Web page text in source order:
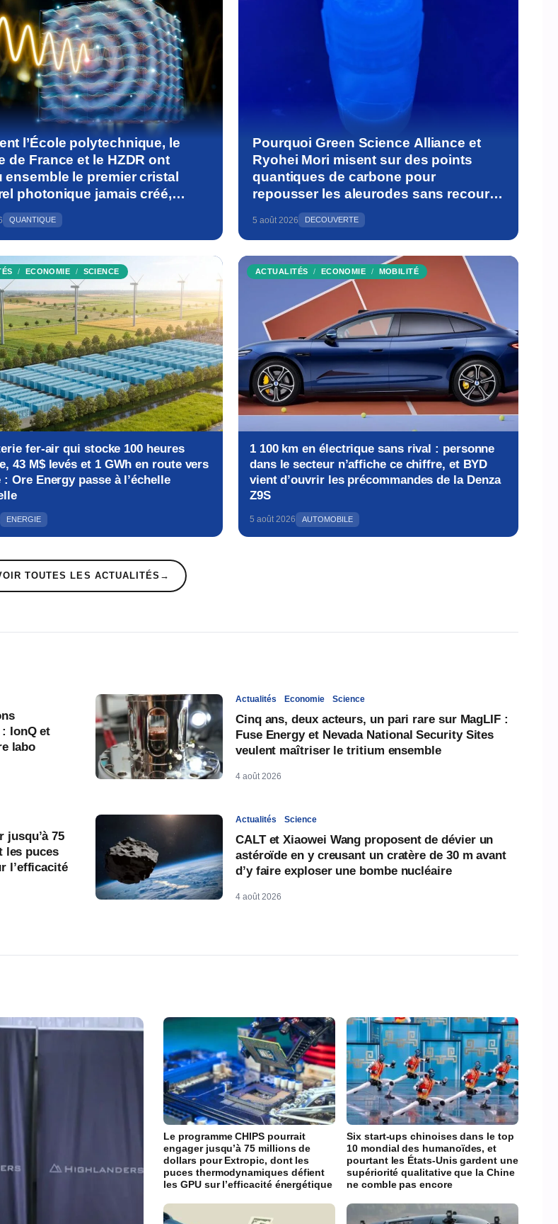
l’École polytechnique, le
de France et le HZDR ont
ensemble le premier cristal
photonique jamais créé,
les fondements de la
QUANTIQUE
Pourquoi Green Science Alliance et
Ryohei Mori misent sur des points
quantiques de carbone pour
repousser les aleurodes sans recourir
aux pesticides
5 août 2026 DECOUVERTE
ECONOMIE SCIENCE
fer-air qui stocke 100 heures
43 M$ levés et 1 GWh en route vers
: Ore Energy passe à l’échelle
ENERGIE
ACTUALITÉS ECONOMIE MOBILITÉ
1 100 km en électrique sans rival : personne
dans le secteur n’affiche ce chiffre, et BYD
vient d’ouvrir les précommandes de la Denza
Z9S
5 août 2026 AUTOMOBILE
TOUTES LES ACTUALITÉS →
IonQ et
labo
Actualités Economie Science
Cinq ans, deux acteurs, un pari rare sur MagLIF :
Fuse Energy et Nevada National Security Sites
veulent maîtriser le tritium ensemble
4 août 2026
jusqu’à 75
les puces
l’efficacité
Actualités Science
CALT et Xiaowei Wang proposent de dévier un
astéroïde en y creusant un cratère de 30 m avant
d’y faire exploser une bombe nucléaire
4 août 2026
Le programme CHIPS pourrait
engager jusqu’à 75 millions de
dollars pour Extropic, dont les
puces thermodynamiques défient
les GPU sur l’efficacité énergétique
Six start-ups chinoises dans le top
10 mondial des humanoïdes, et
pourtant les États-Unis gardent une
supériorité qualitative que la Chine
ne comble pas encore